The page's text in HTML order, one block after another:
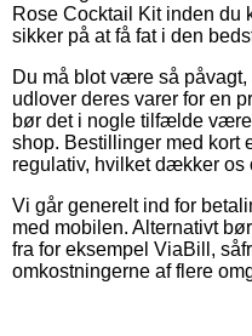
Rose Cocktail Kit inden du
sikker på at få fat i den
Du må blot være så
udlover deres varer for en
bør det i nogle tilfælde
shop. Bestillinger med kort
regulativ, hvilket dækker os
Vi går generelt ind for
med mobilen. Alternativt
fra for eksempel ViaBill,
omkostningerne af flere